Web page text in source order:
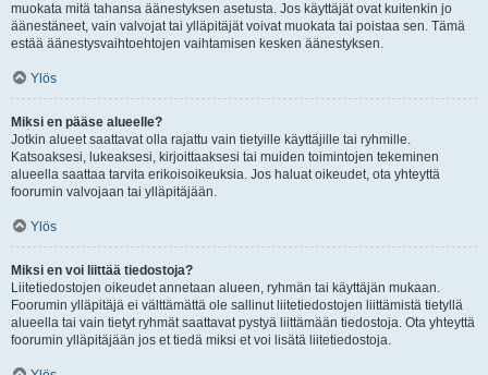
muokata mitä tahansa äänestyksen asetusta. Jos käyttäjät ovat kuitenkin jo
äänestäneet, vain valvojat tai ylläpitäjät voivat muokata tai poistaa sen. Tämä
estää äänestysvaihtoehtojen vaihtamisen kesken äänestyksen.
Ylös
Miksi en pääse alueelle?
Jotkin alueet saattavat olla rajattu vain tietyille käyttäjille tai ryhmille.
Katsoaksesi, lukeaksesi, kirjoittaaksesi tai muiden toimintojen tekeminen
alueella saattaa tarvita erikoisoikeuksia. Jos haluat oikeudet, ota yhteyttä
foorumin valvojaan tai ylläpitäjään.
Ylös
Miksi en voi liittää tiedostoja?
Liitetiedostojen oikeudet annetaan alueen, ryhmän tai käyttäjän mukaan.
Foorumin ylläpitäjä ei välttämättä ole sallinut liitetiedostojen liittämistä tietyllä
alueella tai vain tietyt ryhmät saattavat pystyä liittämään tiedostoja. Ota yhteyttä
foorumin ylläpitäjään jos et tiedä miksi et voi lisätä liitetiedostoja.